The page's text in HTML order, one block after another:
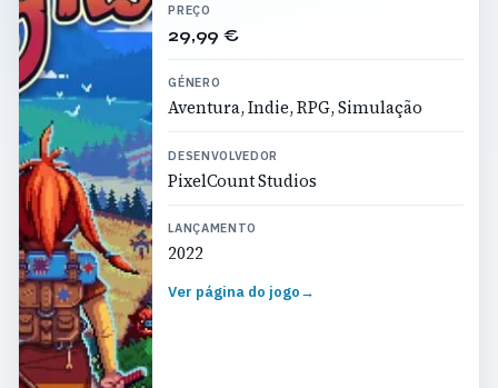
PREÇO
29,99 €
GÉNERO
Aventura, Indie, RPG, Simulação
DESENVOLVEDOR
PixelCount Studios
LANÇAMENTO
2022
Ver página do jogo→